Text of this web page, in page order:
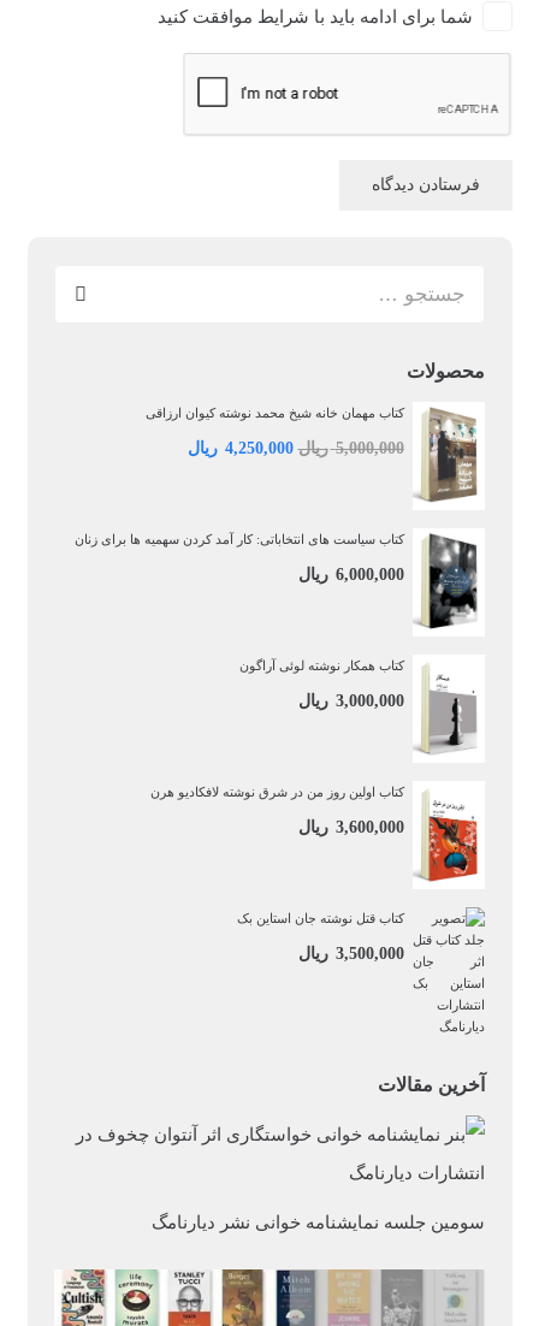
شما برای ادامه باید با شرایط موافقت کنید
فرستادن دیدگاه
محصولات
کتاب مهمان خانه شیخ محمد نوشته کیوان ارزاقی
5,000,000 ریال 4,250,000 ریال
کتاب سیاست‌ های انتخاباتی: کار آمد کردن سهمیه‌ ها برای زنان
6,000,000 ریال
کتاب همکار نوشته لوئی آراگون
3,000,000 ریال
کتاب اولین روز من در شرق نوشته لافکادیو هرن
3,600,000 ریال
کتاب قتل نوشته جان استاین بک
3,500,000 ریال
آخرین مقالات
سومین جلسه نمایشنامه‌ خوانی نشر دیارنامگ